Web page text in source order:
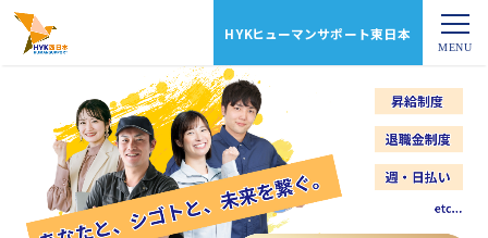
HYKヒューマンサポート東日本